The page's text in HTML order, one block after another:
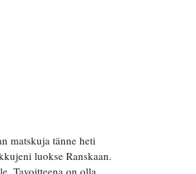
matskuja tänne heti
luokse Ranskaan.
Tavoitteena on olla